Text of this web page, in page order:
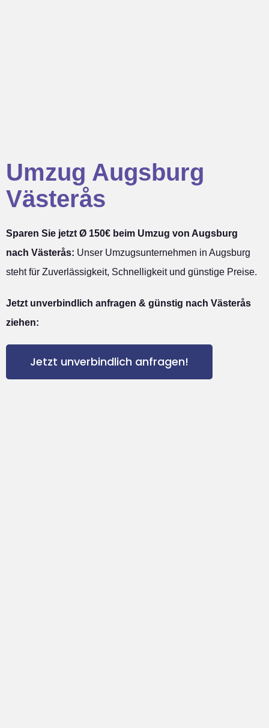
Umzug Augsburg
Västerås
Sparen Sie jetzt Ø 150€ beim Umzug von Augsburg
nach Västerås: Unser Umzugsunternehmen in Augsburg
steht für Zuverlässigkeit, Schnelligkeit und günstige Preise.
Jetzt unverbindlich anfragen & günstig nach Västerås
ziehen:
Jetzt unverbindlich anfragen!